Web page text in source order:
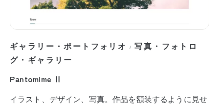
ギャラリー・ポートフォリオ /写真・フォトロ
グ・ギャラリー
Pantomime Ⅱ
イラスト、デザイン、写真。作品を額装するように見せ